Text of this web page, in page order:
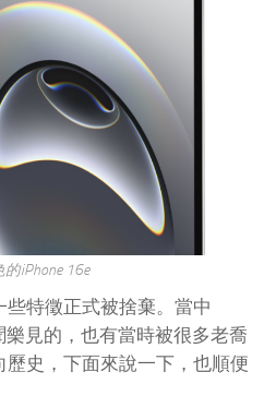
的iPhone 16e
特徵正式被捨棄。當中
見的，也有當時被很多老喬
史，下面來說一下，也順便